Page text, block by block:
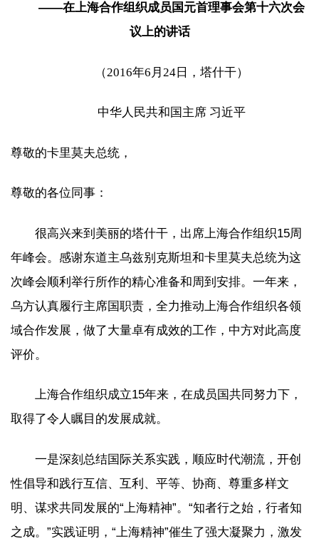
——在上海合作组织成员国元首理事会第十六次会
议上的讲话
（2016年6月24日，塔什干）
中华人民共和国主席 习近平
尊敬的卡里莫夫总统，
尊敬的各位同事：
很高兴来到美丽的塔什干，出席上海合作组织15周
年峰会。感谢东道主乌兹别克斯坦和卡里莫夫总统为这
次峰会顺利举行所作的精心准备和周到安排。一年来，
乌方认真履行主席国职责，全力推动上海合作组织各领
域合作发展，做了大量卓有成效的工作，中方对此高度
评价。
上海合作组织成立15年来，在成员国共同努力下，
取得了令人瞩目的发展成就。
一是深刻总结国际关系实践，顺应时代潮流，开创
性倡导和践行互信、互利、平等、协商、尊重多样文
明、谋求共同发展的“上海精神”。“知者行之始，行者知
之成。”实践证明，“上海精神”催生了强大凝聚力，激发